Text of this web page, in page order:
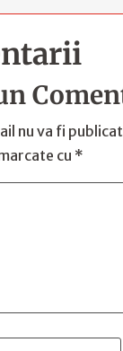
nu va fi
cu *